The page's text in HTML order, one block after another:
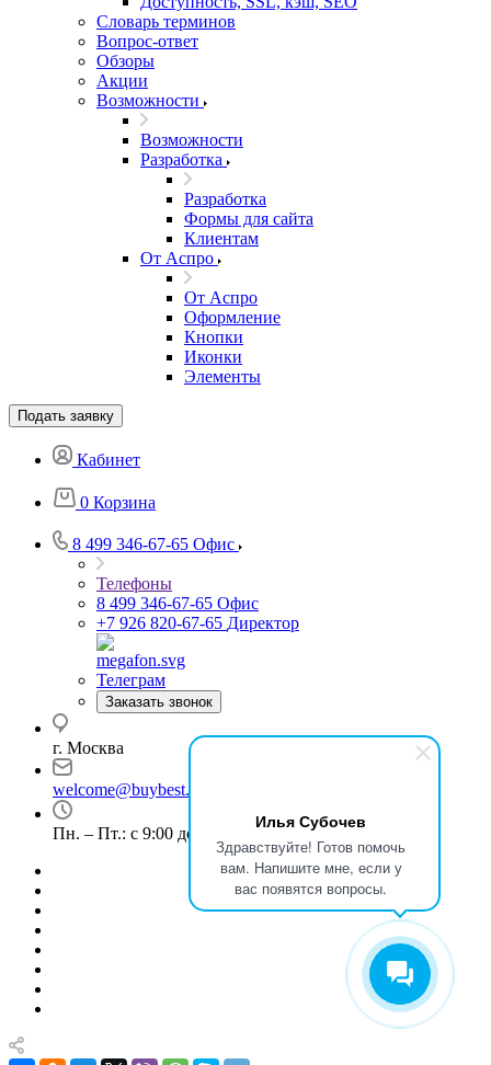
Илья Субочев
Здравствуйте! Готов помочь
вам. Напишите мне, если у
вас появятся вопросы.
Словарь терминов
Вопрос-ответ
Обзоры
Акции
Возможности
Возможности
Разработка
Разработка
Формы для сайта
Клиентам
От Аспро
От Аспро
Оформление
Кнопки
Иконки
Элементы
Подать заявку
Кабинет
0 Корзина
8 499 346-67-65 Офис
Телефоны
8 499 346-67-65 Офис
+7 926 820-67-65 Директор
Телеграм
Заказать звонок
г. Москва
welcome@buybest.ru
Пн. – Пт.: с 9:00 до 18:00